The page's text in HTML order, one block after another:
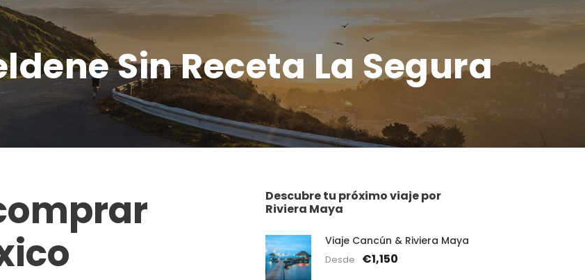
Sin Receta La Segura
Descubre tu próximo viaje por
Riviera Maya
Viaje Cancún & Riviera Maya
Desde €1,150